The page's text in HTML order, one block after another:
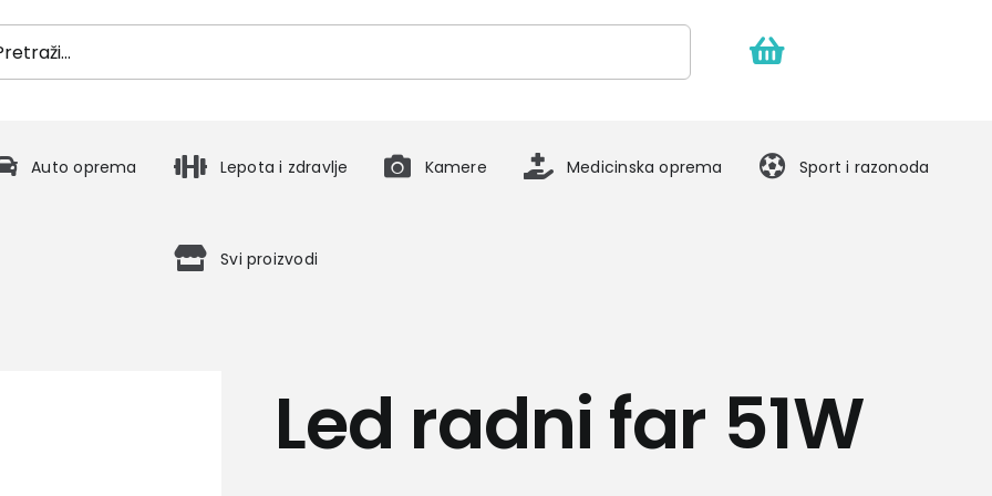
Auto oprema Lepota i zdravlje Kamere Medicinska oprema Sport i razonoda
Svi proizvodi
Led radni far 51W